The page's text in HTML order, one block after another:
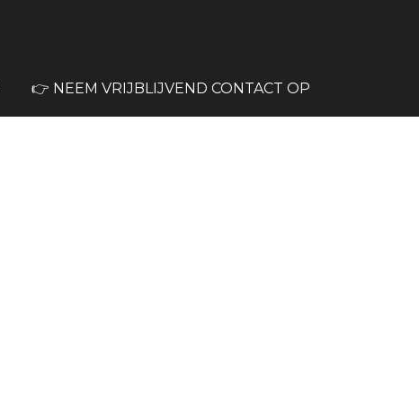
👉 NEEM VRIJBLIJVEND CONTACT OP